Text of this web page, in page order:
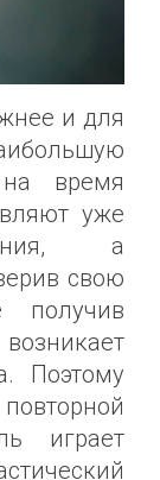
и для
время
уже
а
свою
получив
Поэтому
играет